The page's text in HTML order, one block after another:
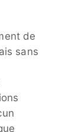
de
sans